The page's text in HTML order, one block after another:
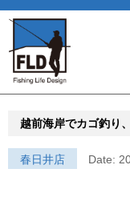
越前海岸でカゴ釣り
春日井店 Date: